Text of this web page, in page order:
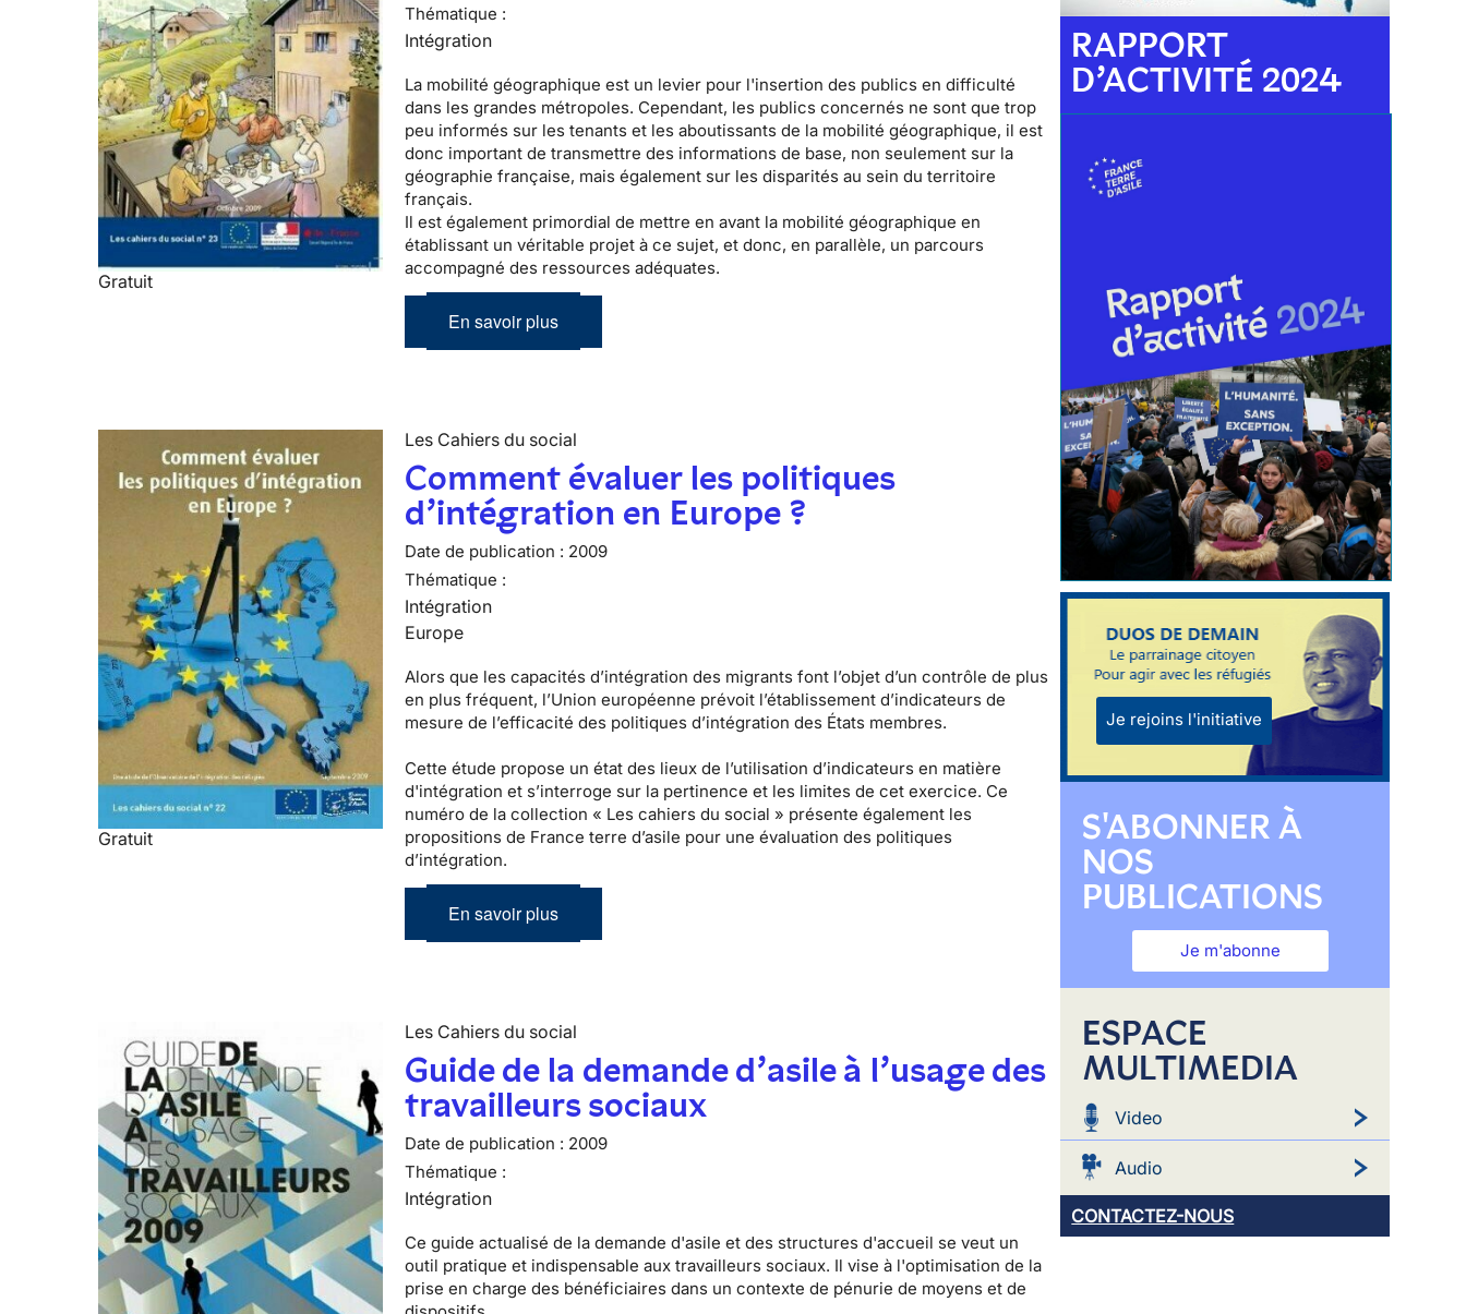
Gratuit
Thématique :
Intégration
La mobilité géographique est un levier pour l'insertion des publics en difficulté
dans les grandes métropoles. Cependant, les publics concernés ne sont que trop
peu informés sur les tenants et les aboutissants de la mobilité géographique, il est
donc important de transmettre des informations de base, non seulement sur la
géographie française, mais également sur les disparités au sein du territoire
français.
Il est également primordial de mettre en avant la mobilité géographique en
établissant un véritable projet à ce sujet, et donc, en parallèle, un parcours
accompagné des ressources adéquates.
En savoir plus
Gratuit
Les Cahiers du social
Comment évaluer les politiques
d’intégration en Europe ?
Date de publication : 2009
Thématique :
Intégration
Europe
Alors que les capacités d’intégration des migrants font l’objet d’un contrôle de plus
en plus fréquent, l’Union européenne prévoit l’établissement d’indicateurs de
mesure de l’efficacité des politiques d’intégration des États membres.
Cette étude propose un état des lieux de l’utilisation d’indicateurs en matière
d'intégration et s’interroge sur la pertinence et les limites de cet exercice. Ce
numéro de la collection « Les cahiers du social » présente également les
propositions de France terre d’asile pour une évaluation des politiques
d’intégration.
En savoir plus
Les Cahiers du social
Guide de la demande d’asile à l’usage des
travailleurs sociaux
Date de publication : 2009
Thématique :
Intégration
Ce guide actualisé de la demande d'asile et des structures d'accueil se veut un
outil pratique et indispensable aux travailleurs sociaux. Il vise à l'optimisation de la
prise en charge des bénéficiaires dans un contexte de pénurie de moyens et de
RAPPORT
D’ACTIVITÉ 2024
Je rejoins l'initiative
S'ABONNER À
NOS
PUBLICATIONS
Je m'abonne
ESPACE
MULTIMEDIA
Video
Audio
CONTACTEZ-NOUS